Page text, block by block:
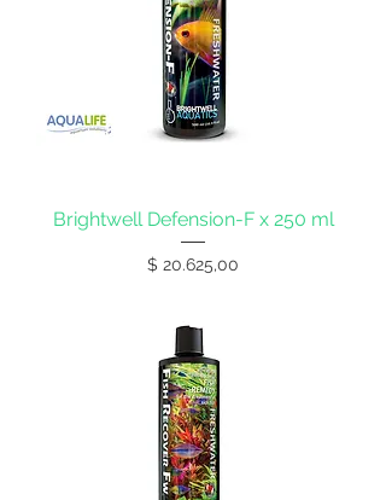
Brightwell Defension-F x 250 ml
Precio
$ 20.625,00